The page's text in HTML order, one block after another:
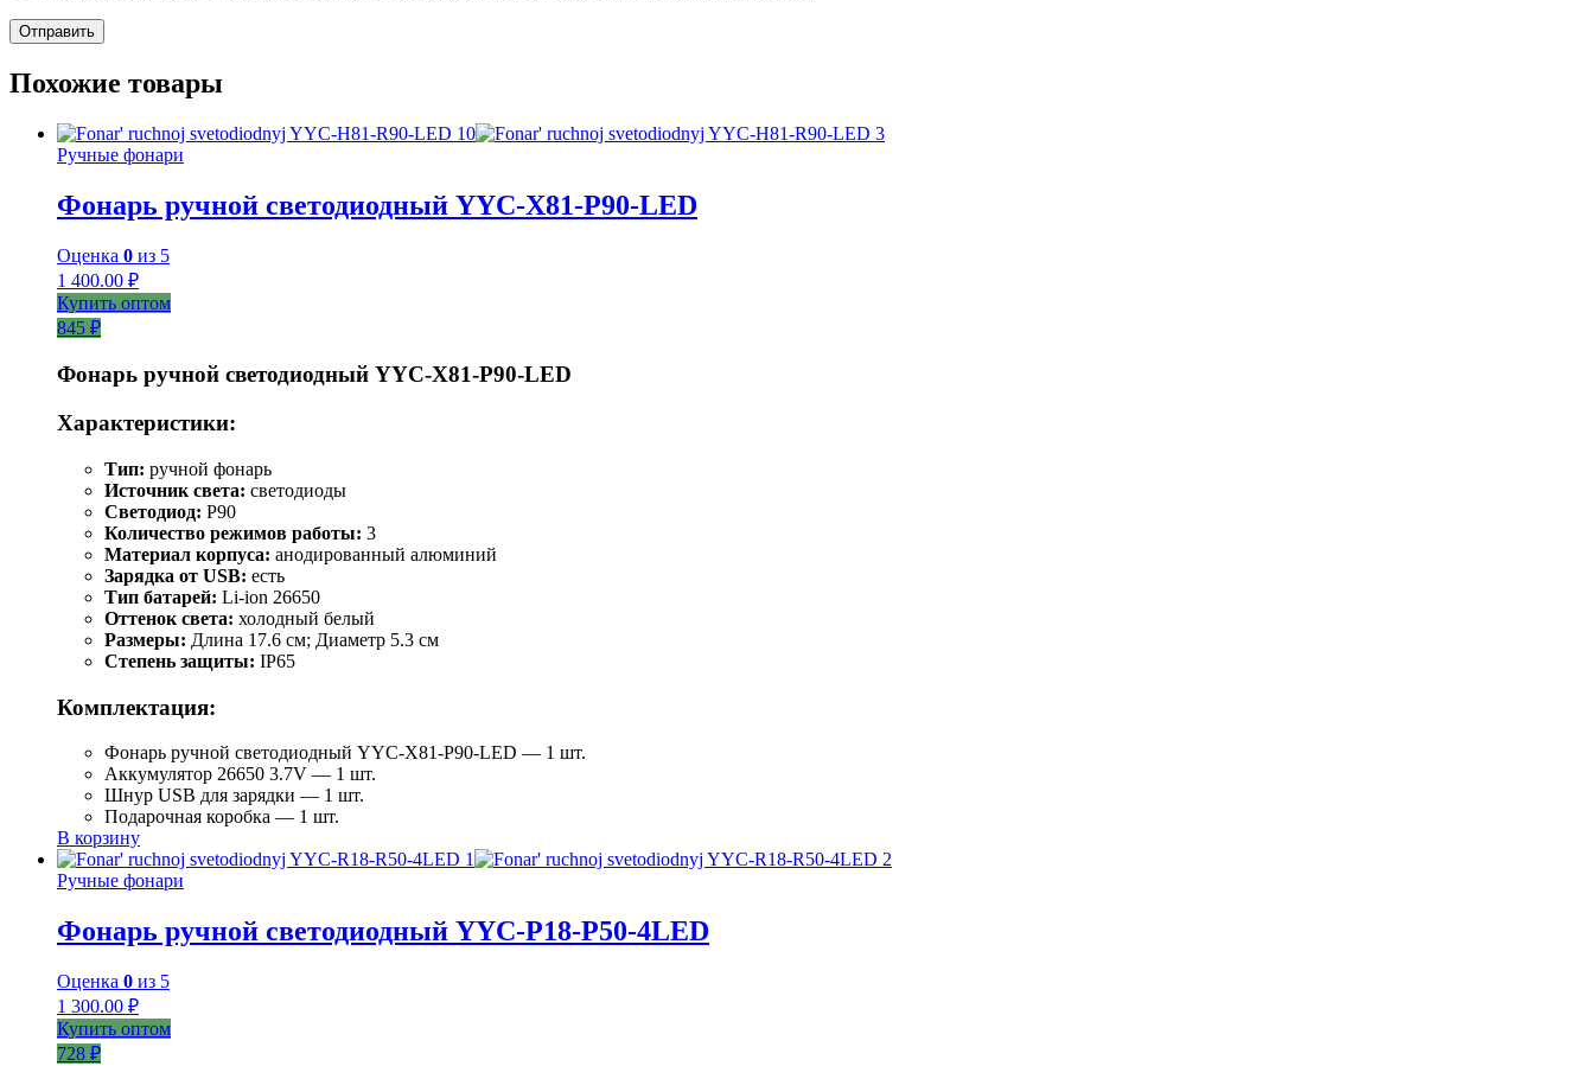
Похожие товары
Ручные фонари
Фонарь ручной светодиодный YYC-X81-P90-LED
Оценка 0 из 5
1 400.00 ₽
Купить оптом
845 ₽
Фонарь ручной светодиодный YYC-Х81-Р90-LED
Характеристики:
Тип: ручной фонарь
Источник света: светодиоды
Светодиод: P90
Количество режимов работы: 3
Материал корпуса: анодированный алюминий
Зарядка от USB: есть
Тип батарей: Li-ion 26650
Оттенок света: холодный белый
Размеры: Длина 17.6 см; Диаметр 5.3 см
Степень защиты: IP65
Комплектация:
Фонарь ручной светодиодный YYC-Х81-Р90-LED — 1 шт.
Аккумулятор 26650 3.7V — 1 шт.
Шнур USB для зарядки — 1 шт.
Подарочная коробка — 1 шт.
В корзину
Ручные фонари
Фонарь ручной светодиодный YYC-P18-P50-4LED
Оценка 0 из 5
1 300.00 ₽
Купить оптом
728 ₽